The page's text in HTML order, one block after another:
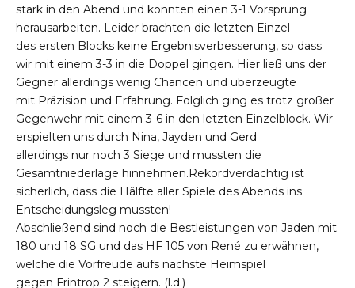
stark in den Abend und konnten einen 3-1 Vorsprung
herausarbeiten. Leider brachten die letzten Einzel
des ersten Blocks keine Ergebnisverbesserung, so dass
wir mit einem 3-3 in die Doppel gingen. Hier ließ uns der
Gegner allerdings wenig Chancen und überzeugte
mit Präzision und Erfahrung. Folglich ging es trotz großer
Gegenwehr mit einem 3-6 in den letzten Einzelblock. Wir
erspielten uns durch Nina, Jayden und Gerd
allerdings nur noch 3 Siege und mussten die
Gesamtniederlage hinnehmen.Rekordverdächtig ist
sicherlich, dass die Hälfte aller Spiele des Abends ins
Entscheidungsleg mussten!
Abschließend sind noch die Bestleistungen von Jaden mit
180 und 18 SG und das HF 105 von René zu erwähnen,
welche die Vorfreude aufs nächste Heimspiel
gegen Frintrop 2 steigern. (l.d.)